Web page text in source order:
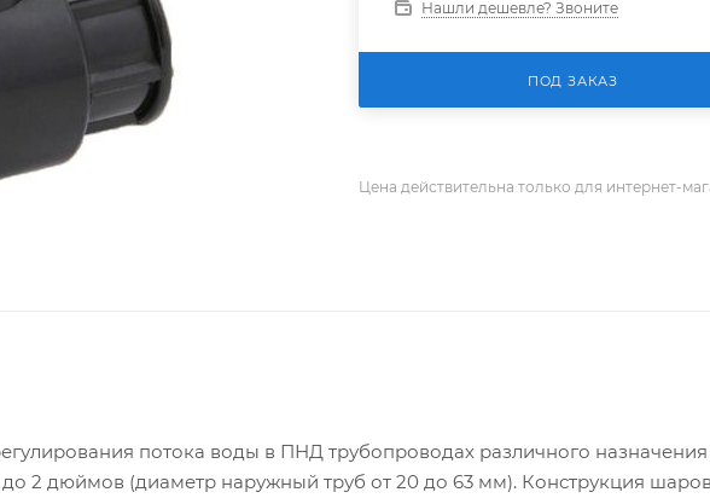
Нашли дешевле? Звоните
ПОД ЗАКАЗ
Цена действительна только для интернет-
потока воды в ПНД трубопроводах различного
до 2 дюймов (диаметр наружный труб от 20 до 63 мм). Конструкция